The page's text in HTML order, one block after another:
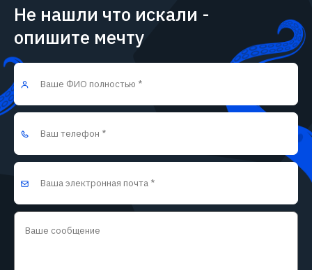
Не нашли что искали -
опишите мечту